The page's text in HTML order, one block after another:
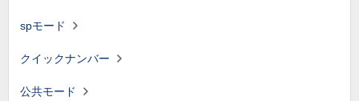
spモード
クイックナンバー
公共モード